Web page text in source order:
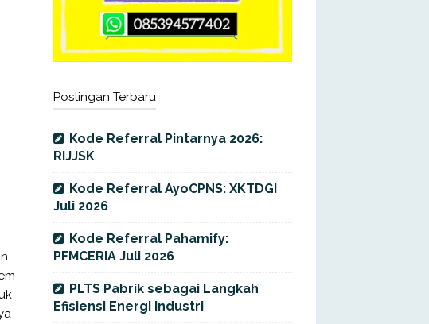
Postingan Terbaru
Kode Referral Pintarnya 2026:
RIJJSK
Kode Referral AyoCPNS: XKTDGI
Juli 2026
Kode Referral Pahamify:
PFMCERIA Juli 2026
PLTS Pabrik sebagai Langkah
Efisiensi Energi Industri